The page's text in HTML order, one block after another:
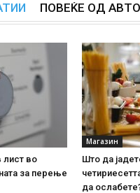
ПОВЕЌЕ ОД
во
за перење
Магазин
Што да
да